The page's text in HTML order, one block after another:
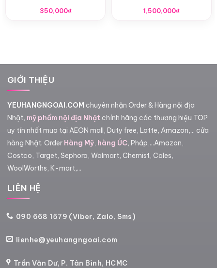
350,000₫
1,500,000₫
GIỚI THIỆU
YEUHANGNGOAI.COM chuyên nhận Order & Hàng nội địa
Nhật, mỹ phẩm nội địa Nhật chính hãng các thương hiệu TOP
uy tín nhất mua tại AEON mall, Duty free, Lotte, Amazon,... cửa
hàng Nhật. Order Hàng Mỹ, hàng ÚC, Pháp,...Amazon,
Costco, Target, Sephora, Walmart, Chemist, Coles,
WoolWorths, K-mart,...
LIÊN HỆ
090 668 1579 (Viber, Zalo, Sms)
lienhe@yeuhangngoai.com
Trần Văn Dư, P. Tân Bình, HCMC